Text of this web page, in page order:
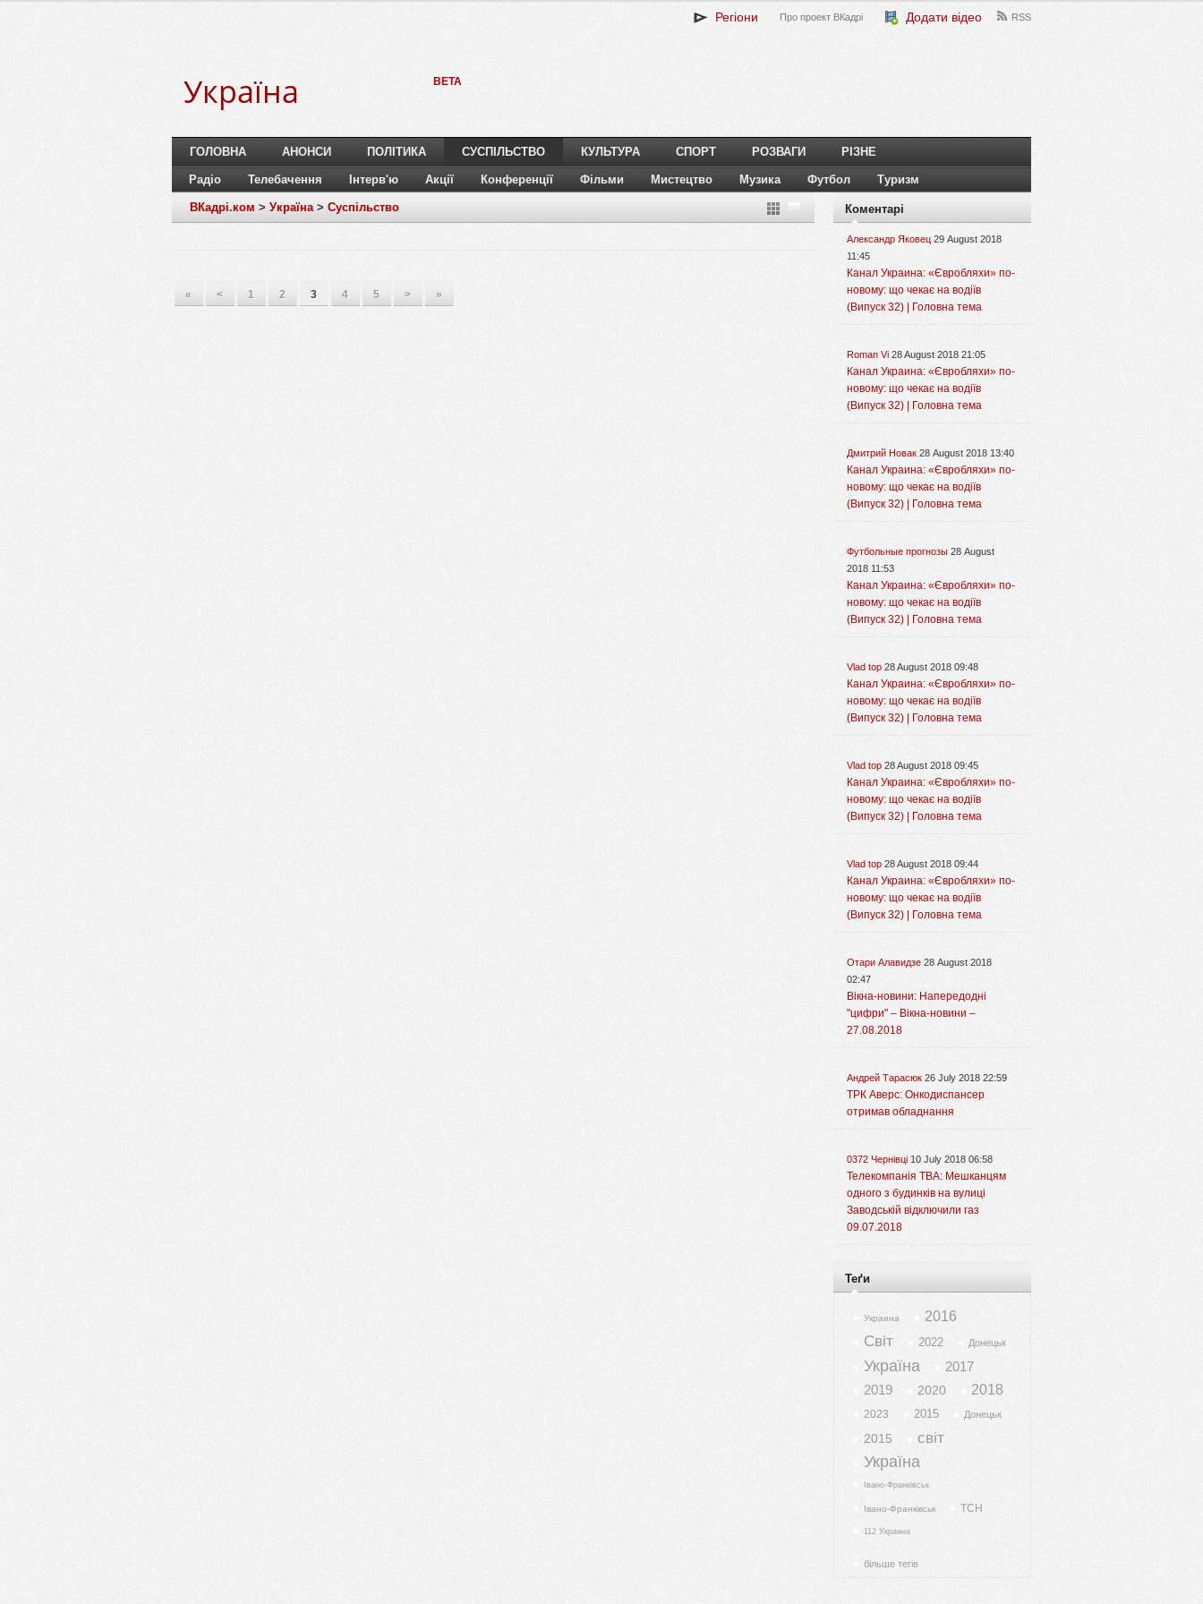
Регіони Про проект ВКадрі Додати відео RSS
Україна BETA
ГОЛОВНА АНОНСИ ПОЛІТИКА СУСПІЛЬСТВО КУЛЬТУРА СПОРТ РОЗВАГИ РІЗНЕ
Радіо Телебачення Інтерв'ю Акції Конференції Фільми Мистецтво Музика Футбол Туризм
ВКадрі.ком > Україна> Суспільство
« < 1 2 3 4 5 > »
Коментарі
Александр Яковец 29 August 2018
11:45
Канал Украина: «Євробляхи» по-
новому: що чекає на водіїв
(Випуск 32) | Головна тема
Roman Vi 28 August 2018 21:05
Канал Украина: «Євробляхи» по-
новому: що чекає на водіїв
(Випуск 32) | Головна тема
Дмитрий Новак 28 August 2018 13:40
Канал Украина: «Євробляхи» по-
новому: що чекає на водіїв
(Випуск 32) | Головна тема
Футбольные прогнозы 28 August
2018 11:53
Канал Украина: «Євробляхи» по-
новому: що чекає на водіїв
(Випуск 32) | Головна тема
Vlad top 28 August 2018 09:48
Канал Украина: «Євробляхи» по-
новому: що чекає на водіїв
(Випуск 32) | Головна тема
Vlad top 28 August 2018 09:45
Канал Украина: «Євробляхи» по-
новому: що чекає на водіїв
(Випуск 32) | Головна тема
Vlad top 28 August 2018 09:44
Канал Украина: «Євробляхи» по-
новому: що чекає на водіїв
(Випуск 32) | Головна тема
Отари Алавидзе 28 August 2018
02:47
Вікна-новини: Напередодні
"цифри" – Вікна-новини –
27.08.2018
Андрей Тарасюк 26 July 2018 22:59
ТРК Аверс: Онкодиспансер
отримав обладнання
0372 Чернівці 10 July 2018 06:58
Телекомпанія ТВА: Мешканцям
одного з будинків на вулиці
Заводській відключили газ
09.07.2018
Теґи
Украина 2016
Світ 2022 Донецьк
Україна
2017
2019
2020 2018
2023 2015 Донецьк
2015 світ
Україна
Івано-Франківськ
Івано-Франківськ ТСН
112 Украина
більше тегів